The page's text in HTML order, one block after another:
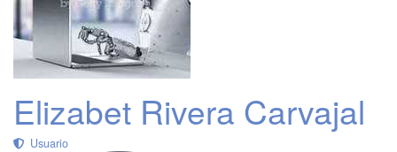
Elizabet Rivera Carvajal
Usuario